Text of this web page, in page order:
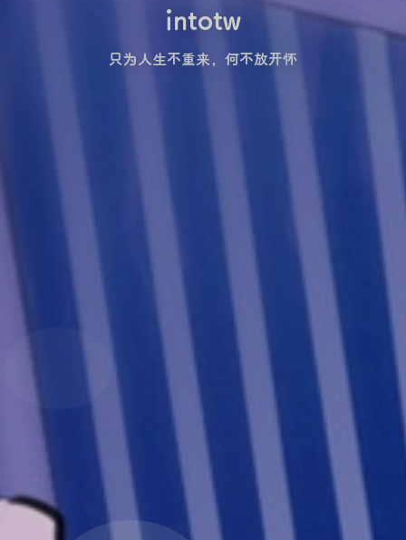
intotw
只为人生不重来，何不放开怀